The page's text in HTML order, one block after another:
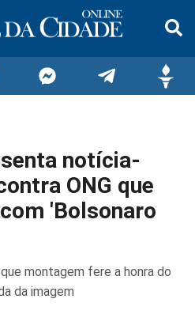
no
Messenger
no
TelegramGettr
notícia-
ONG que
'Bolsonaro
montagem fere a honra do
da imagem